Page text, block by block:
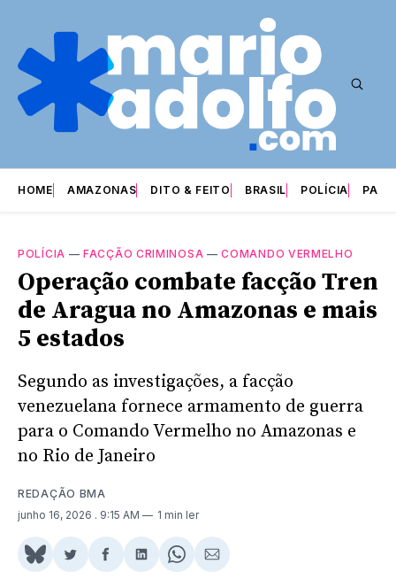
HOME AMAZONAS DITO & FEITO BRASIL POLÍCIA
POLÍCIA —FACÇÃO CRIMINOSA —COMANDO VERMELHO
Operação combate facção Tren
de Aragua no Amazonas e mais
5 estados
Segundo as investigações, a facção
venezuelana fornece armamento de guerra
para o Comando Vermelho no Amazonas e
no Rio de Janeiro
REDAÇÃO BMA
junho 16, 2026 . 9:15 AM 1 min ler
ShareCompartilhar
Compartilhar
Compartilhar
ShareCompartilhar